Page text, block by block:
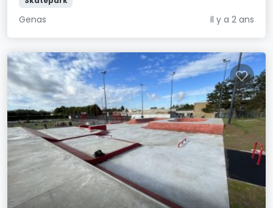
Genas Il y a 2 ans